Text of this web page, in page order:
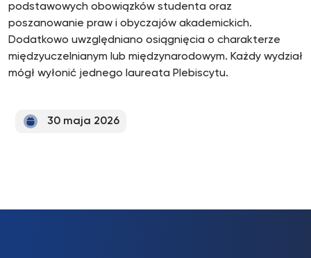
podstawowych obowiązków studenta oraz
poszanowanie praw i obyczajów akademickich.
Dodatkowo uwzględniano osiągnięcia o charakterze
międzyuczelnianym lub międzynarodowym. Każdy wydział
mógł wyłonić jednego laureata Plebiscytu.
30 maja 2026